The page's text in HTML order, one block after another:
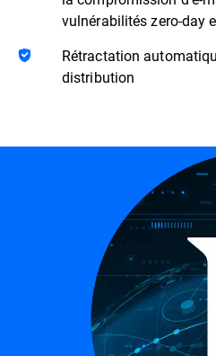
vulnérabilités zero-day
Rétractation
distribution